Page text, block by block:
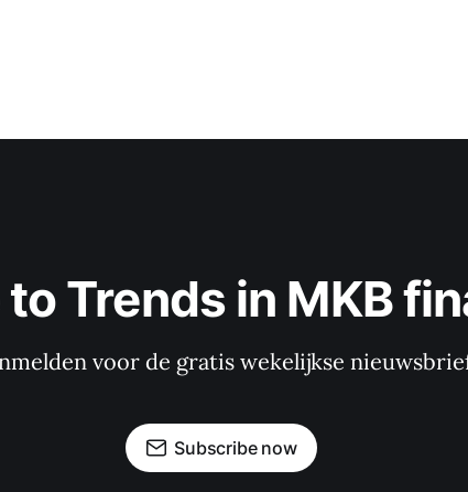
Trends in MKB
voor de gratis wekelijkse
Subscribe now